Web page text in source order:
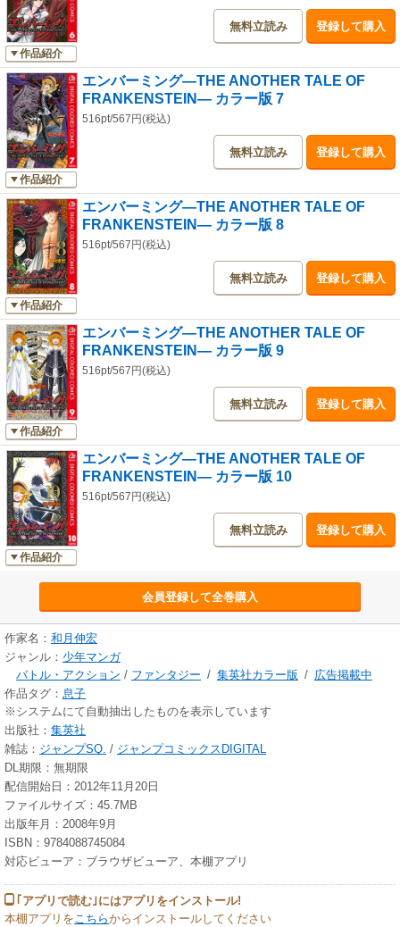
作品紹介
無料立読み 登録して購入
作品紹介
エンバーミング―THE ANOTHER TALE OF
FRANKENSTEIN― カラー版 7
516pt/567円(税込)
無料立読み 登録して購入
作品紹介
エンバーミング―THE ANOTHER TALE OF
FRANKENSTEIN― カラー版 8
516pt/567円(税込)
無料立読み 登録して購入
作品紹介
エンバーミング―THE ANOTHER TALE OF
FRANKENSTEIN― カラー版 9
516pt/567円(税込)
無料立読み 登録して購入
作品紹介
エンバーミング―THE ANOTHER TALE OF
FRANKENSTEIN― カラー版 10
516pt/567円(税込)
無料立読み 登録して購入
会員登録して全巻購入
作家名： 和月伸宏
ジャンル： 少年マンガ
バトル・アクション / ファンタジー / 集英社カラー版 / 広告掲載中
作品タグ： 息子
※システムにて自動抽出したものを表示しています
出版社： 集英社
雑誌： ジャンプSQ. / ジャンプコミックスDIGITAL
DL期限：無期限
配信開始日：2012年11月20日
ファイルサイズ：45.7MB
出版年月：2008年9月
ISBN：9784088745084
対応ビューア：ブラウザビューア、本棚アプリ
｢アプリで読む｣にはアプリをインストール!
本棚アプリを こちらからインストールしてください